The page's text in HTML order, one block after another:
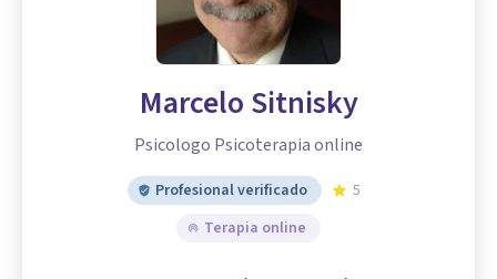
Marcelo Sitnisky
Psicologo Psicoterapia online
Profesional verificado
5
Terapia online